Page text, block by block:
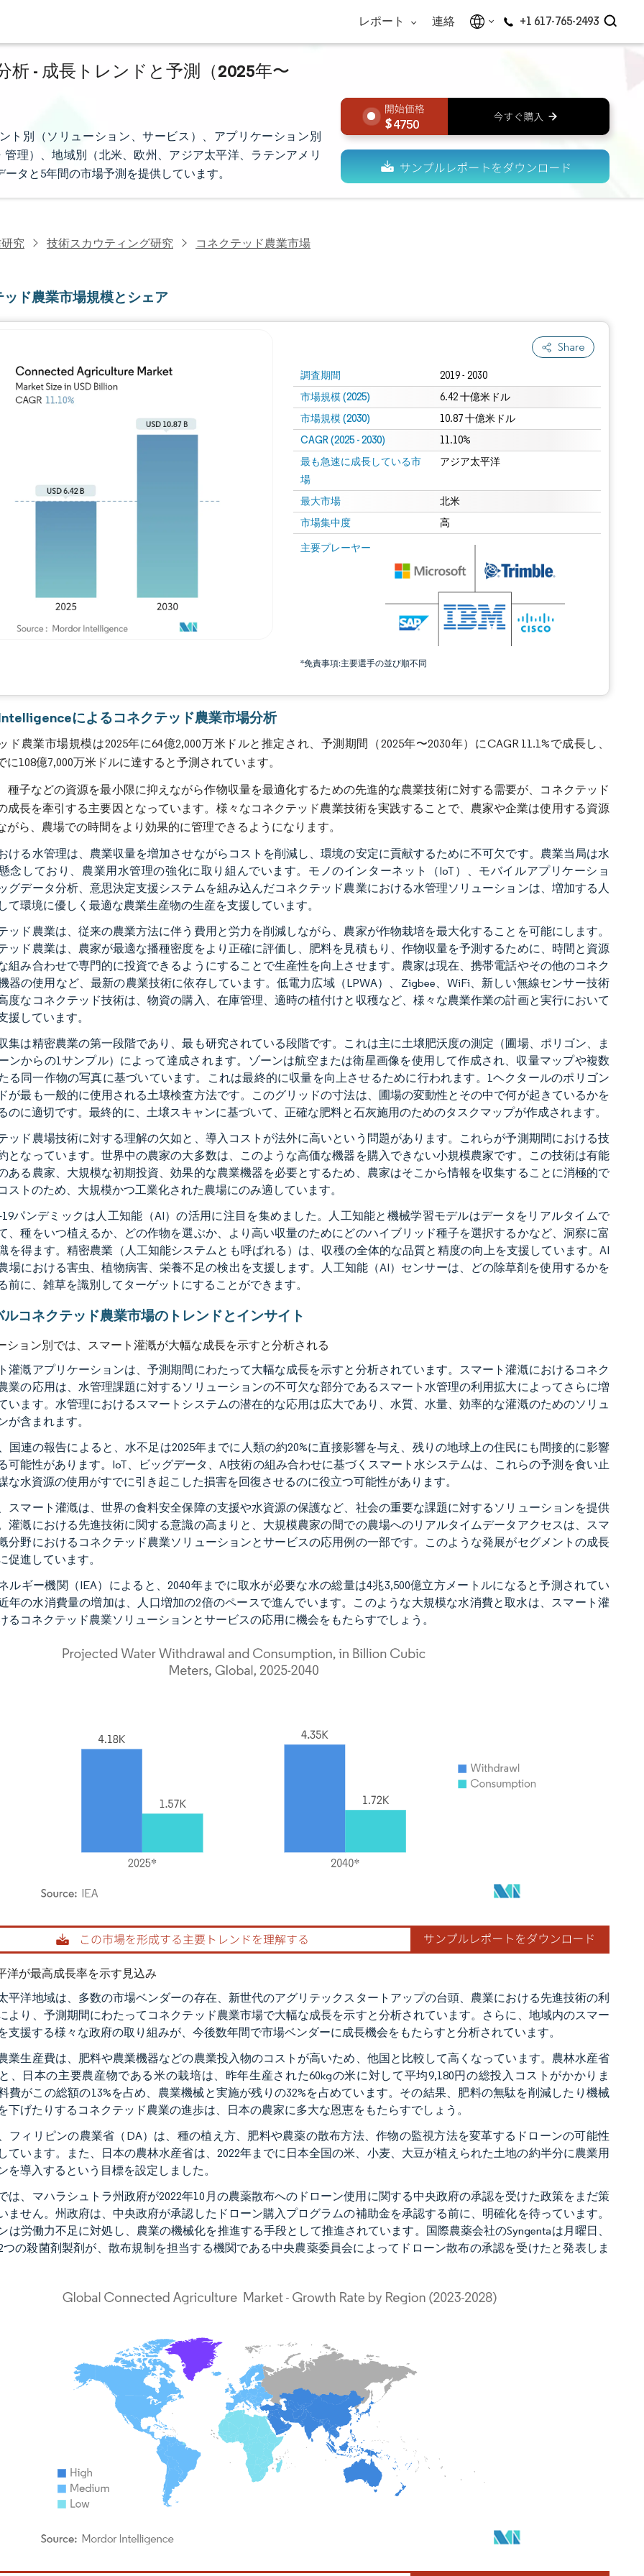
レポート 連絡 +1 617-765-2493
- 成長トレンドと予測（2025年〜
ト別（ソリューション、サービス）、アプリケーション別
理）、地域別（北米、欧州、アジア太平洋、ラテンアメリ
タと5年間の市場予測を提供しています。
4750
究 技術スカウティング研究 コネクテッド農業市場
ッド農業市場規模とシェア
Share
調査期間 2019 - 2030
市場規模 (2025) 6.42 十億米ドル
市場規模 (2030) 10.87 十億米ドル
CAGR (2025 - 2030) 11.10%
最も急速に成長している市
場
アジア太平洋
最大市場 北米
市場集中度 高
主要プレーヤー
*免責事項:主要選手の並び順不同
によるコネクテッド農業市場分析
ド農業市場規模は2025年に64億2,000万米ドルと推定され、予測期間（2025年〜2030年）にCAGR 11.1%で成長し、
に108億7,000万米ドルに達すると予測されています。
種子などの資源を最小限に抑えながら作物収量を最適化するための先進的な農業技術に対する需要が、コネクテッド
成長を牽引する主要因となっています。様々なコネクテッド農業技術を実践することで、農家や企業は使用する資源
がら、農場での時間をより効果的に管理できるようになります。
ける水管理は、農業収量を増加させながらコストを削減し、環境の安定に貢献するために不可欠です。農業当局は水
念しており、農業用水管理の強化に取り組んでいます。モノのインターネット（IoT）、モバイルアプリケーショ
グデータ分析、意思決定支援システムを組み込んだコネクテッド農業における水管理ソリューションは、増加する人
て環境に優しく最適な農業生産物の生産を支援しています。
ッド農業は、従来の農業方法に伴う費用と労力を削減しながら、農家が作物栽培を最大化することを可能にします。
ッド農業は、農家が最適な播種密度をより正確に評価し、肥料を見積もり、作物収量を予測するために、時間と資源
組み合わせで専門的に投資できるようにすることで生産性を向上させます。農家は現在、携帯電話やその他のコネク
器の使用など、最新の農業技術に依存しています。低電力広域（LPWA）、Zigbee、WiFi、新しい無線センサー技術
度なコネクテッド技術は、物資の購入、在庫管理、適時の植付けと収穫など、様々な農業作業の計画と実行において
援しています。
集は精密農業の第一段階であり、最も研究されている段階です。これは主に土壌肥沃度の測定（圃場、ポリゴン、ま
ンからの1サンプル）によって達成されます。ゾーンは航空または衛星画像を使用して作成され、収量マップや複数
る同一作物の写真に基づいています。これは最終的に収量を向上させるために行われます。1ヘクタールのポリゴン
が最も一般的に使用される土壌検査方法です。このグリッドの寸法は、圃場の変動性とその中で何が起きているかを
のに適切です。最終的に、土壌スキャンに基づいて、正確な肥料と石灰施用のためのタスクマップが作成されます。
ッド農場技術に対する理解の欠如と、導入コストが法外に高いという問題があります。これらが予測期間における技
となっています。世界中の農家の大多数は、このような高価な機器を購入できない小規模農家です。この技術は有能
ある農家、大規模な初期投資、効果的な農業機器を必要とするため、農家はそこから情報を収集することに消極的で
ストのため、大規模かつ工業化された農場にのみ適しています。
19パンデミックは人工知能（AI）の活用に注目を集めました。人工知能と機械学習モデルはデータをリアルタイムで
、種をいつ植えるか、どの作物を選ぶか、より高い収量のためにどのハイブリッド種子を選択するかなど、洞察に富
を得ます。精密農業（人工知能システムとも呼ばれる）は、収穫の全体的な品質と精度の向上を支援しています。AI
場における害虫、植物病害、栄養不足の検出を支援します。人工知能（AI）センサーは、どの除草剤を使用するかを
前に、雑草を識別してターゲットにすることができます。
ルコネクテッド農業市場のトレンドとインサイト
ション別では、スマート灌漑が大幅な成長を示すと分析される
灌漑アプリケーションは、予測期間にわたって大幅な成長を示すと分析されています。スマート灌漑におけるコネク
業の応用は、水管理課題に対するソリューションの不可欠な部分であるスマート水管理の利用拡大によってさらに増
います。水管理におけるスマートシステムの潜在的な応用は広大であり、水質、水量、効率的な灌漑のためのソリュ
が含まれます。
国連の報告によると、水不足は2025年までに人類の約20%に直接影響を与え、残りの地球上の住民にも間接的に影響
可能性があります。IoT、ビッグデータ、AI技術の組み合わせに基づくスマート水システムは、これらの予測を食い止
な水資源の使用がすでに引き起こした損害を回復させるのに役立つ可能性があります。
スマート灌漑は、世界の食料安全保障の支援や水資源の保護など、社会の重要な課題に対するソリューションを提供
灌漑における先進技術に関する意識の高まりと、大規模農家の間での農場へのリアルタイムデータアクセスは、スマ
分野におけるコネクテッド農業ソリューションとサービスの応用例の一部です。このような発展がセグメントの成長
促進しています。
ルギー機関（IEA）によると、2040年までに取水が必要な水の総量は4兆3,500億立方メートルになると予測されてい
年の水消費量の増加は、人口増加の2倍のペースで進んでいます。このような大規模な水消費と取水は、スマート灌
るコネクテッド農業ソリューションとサービスの応用に機会をもたらすでしょう。
Intelligence。再利用にはCC BY 4.0の表示が必要です。
洋が最高成長率を示す見込み
平洋地域は、多数の市場ベンダーの存在、新世代のアグリテックスタートアップの台頭、農業における先進技術の利
より、予測期間にわたってコネクテッド農業市場で大幅な成長を示すと分析されています。さらに、地域内のスマー
支援する様々な政府の取り組みが、今後数年間で市場ベンダーに成長機会をもたらすと分析されています。
業生産費は、肥料や農業機器などの農業投入物のコストが高いため、他国と比較して高くなっています。農林水産省
、日本の主要農産物である米の栽培は、昨年生産された60kgの米に対して平均9,180円の総投入コストがかかりま
費がこの総額の13%を占め、農業機械と実施が残りの32%を占めています。その結果、肥料の無駄を削減したり機械
下げたりするコネクテッド農業の進歩は、日本の農家に多大な恩恵をもたらすでしょう。
フィリピンの農業省（DA）は、種の植え方、肥料や農薬の散布方法、作物の監視方法を変革するドローンの可能性
ています。また、日本の農林水産省は、2022年までに日本全国の米、小麦、大豆が植えられた土地の約半分に農業用
を導入するという目標を設定しました。
は、マハラシュトラ州政府が2022年10月の農薬散布へのドローン使用に関する中央政府の承認を受けた政策をまだ策
ません。州政府は、中央政府が承認したドローン購入プログラムの補助金を承認する前に、明確化を待っています。
は労働力不足に対処し、農業の機械化を推進する手段として推進されています。国際農薬会社のSyngentaは月曜日、
つの殺菌剤製剤が、散布規制を担当する機関である中央農薬委員会によってドローン散布の承認を受けたと発表しま
Intelligence。再利用にはCC BY 4.0の表示が必要です。